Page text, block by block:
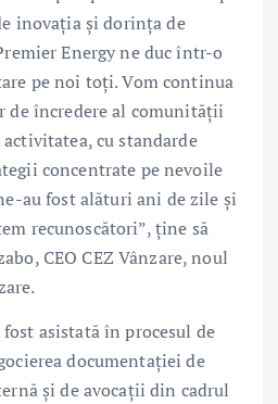
inovația și dorința de
Energy ne duc într-o
pe noi toți. Vom continua
de încredere al comunității
cu standarde
concentrate pe nevoile
au fost alături ani de zile și
recunoscători”, ține să
CEO CEZ Vânzare, noul
asistată în procesul de
documentației de
și de avocații din cadrul